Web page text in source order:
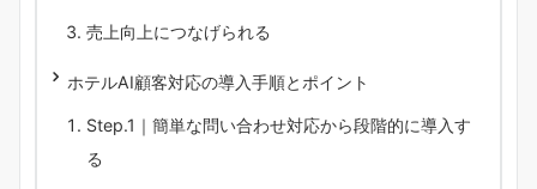
売上向上につなげられる
ホテルAI顧客対応の導入手順とポイント
Step.1｜簡単な問い合わせ対応から段階的に導入す
る